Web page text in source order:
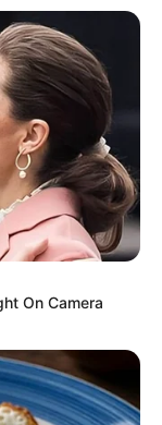
On Camera